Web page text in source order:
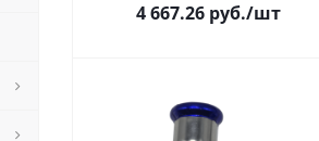
4 667.26 руб./шт